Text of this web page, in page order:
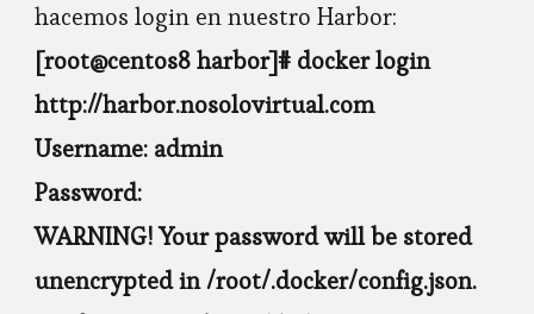
hacemos login en nuestro Harbor:
[root@centos8 harbor]# docker login
http://harbor.nosolovirtual.com
Username: admin
Password:
WARNING! Your password will be stored
unencrypted in /root/.docker/config.json.